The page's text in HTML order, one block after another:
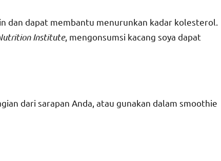
dan dapat membantu menurunkan kadar kolesterol.
Institute, mengonsumsi kacang soya dapat
dari sarapan Anda, atau gunakan dalam smoothie